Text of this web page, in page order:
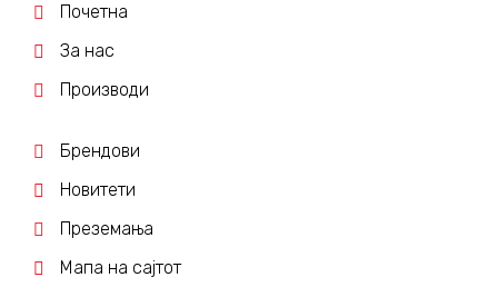
Почетна
За нас
Производи
Брендови
Новитети
Преземања
Мапа на сајтот